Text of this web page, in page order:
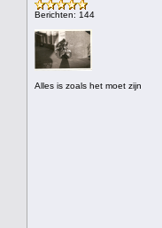
Berichten: 144
Alles is zoals het moet zijn